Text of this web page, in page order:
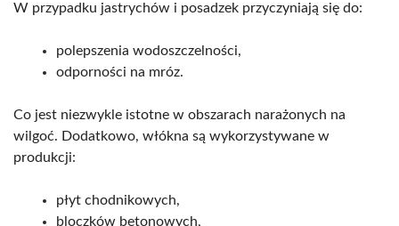
W przypadku jastrychów i posadzek przyczyniają się do:
polepszenia wodoszczelności,
odporności na mróz.
Co jest niezwykle istotne w obszarach narażonych na
wilgoć. Dodatkowo, włókna są wykorzystywane w
produkcji:
płyt chodnikowych,
bloczków betonowych,